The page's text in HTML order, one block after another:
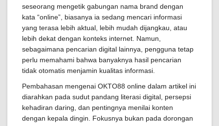
seseorang mengetik gabungan nama brand dengan
kata “online”, biasanya ia sedang mencari informasi
yang terasa lebih aktual, lebih mudah dijangkau, atau
lebih dekat dengan konteks internet. Namun,
sebagaimana pencarian digital lainnya, pengguna tetap
perlu memahami bahwa banyaknya hasil pencarian
tidak otomatis menjamin kualitas informasi.
Pembahasan mengenai OKTO88 online dalam artikel ini
diarahkan pada sudut pandang literasi digital, persepsi
kehadiran daring, dan pentingnya menilai konten
dengan kepala dingin. Fokusnya bukan pada dorongan